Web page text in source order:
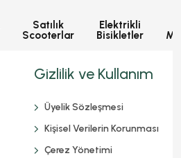
Satılık
Scooterlar
Elektrikli
Bisikletler
Gizlilik ve Kullanım
Üyelik Sözleşmesi
Kişisel Verilerin Korunması
Çerez Yönetimi